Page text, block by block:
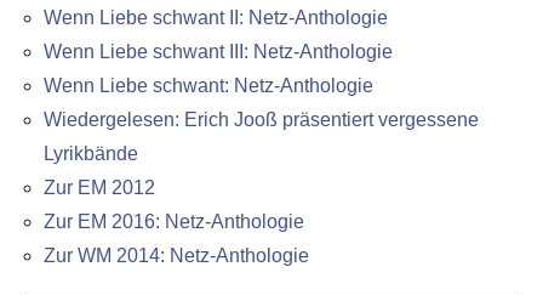
Wenn Liebe schwant II: Netz-Anthologie
Wenn Liebe schwant III: Netz-Anthologie
Wenn Liebe schwant: Netz-Anthologie
Wiedergelesen: Erich Jooß präsentiert vergessene
Lyrikbände
Zur EM 2012
Zur EM 2016: Netz-Anthologie
Zur WM 2014: Netz-Anthologie